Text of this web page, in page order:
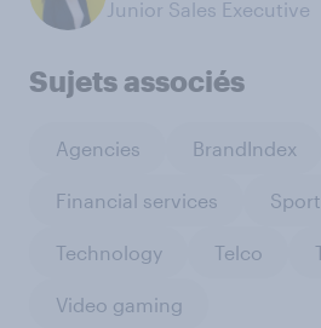
Junior Sales Executive
Sujets associés
Agencies BrandIndex
Financial services
Technology Telco
Video gaming